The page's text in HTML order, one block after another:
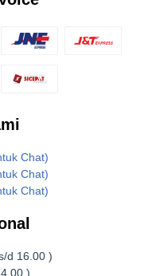
Chat)
Chat)
Chat)
d 16.00 )
)